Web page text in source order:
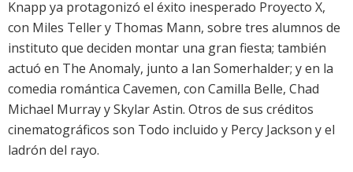
Knapp ya protagonizó el éxito inesperado Proyecto X,
con Miles Teller y Thomas Mann, sobre tres alumnos de
instituto que deciden montar una gran fiesta; también
actuó en The Anomaly, junto a Ian Somerhalder; y en la
comedia romántica Cavemen, con Camilla Belle, Chad
Michael Murray y Skylar Astin. Otros de sus créditos
cinematográficos son Todo incluido y Percy Jackson y el
ladrón del rayo.